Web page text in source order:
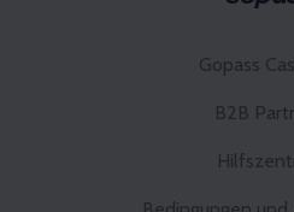
Gopass
B2B